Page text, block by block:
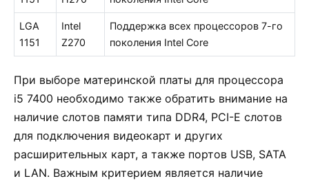
LGA
1151
Intel
Z270
Поддержка всех процессоров 7-го
поколения Intel Core
При выборе материнской платы для процессора
i5 7400 необходимо также обратить внимание на
наличие слотов памяти типа DDR4, PCI-E слотов
для подключения видеокарт и других
расширительных карт, а также портов USB, SATA
и LAN. Важным критерием является наличие